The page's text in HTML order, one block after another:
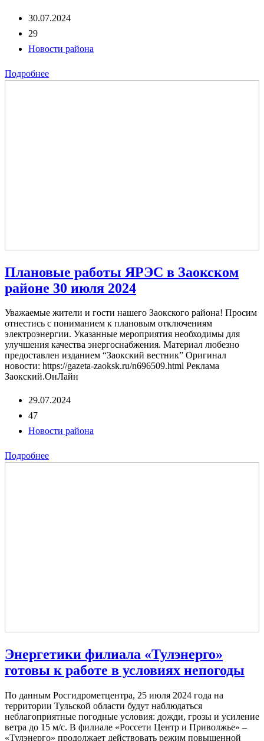
30.07.2024
29
Новости района
Подробнее
Плановые работы ЯРЭС в Заокском
районе 30 июля 2024
Уважаемые жители и гости нашего Заокского района! Просим
отнестись с пониманием к плановым отключениям
электроэнергии. Указанные мероприятия необходимы для
улучшения качества энергоснабжения. Материал любезно
предоставлен изданием “Заокский вестник” Оригинал
новости: https://gazeta-zaoksk.ru/n696509.html Реклама
Заокский.ОнЛайн
29.07.2024
47
Новости района
Подробнее
Энергетики филиала «Тулэнерго»
готовы к работе в условиях непогоды
По данным Росгидрометцентра, 25 июля 2024 года на
территории Тульской области будут наблюдаться
неблагоприятные погодные условия: дожди, грозы и усиление
ветра до 15 м/с. В филиале «Россети Центр и Приволжье» –
«Тулэнерго» продолжает действовать режим повышенной